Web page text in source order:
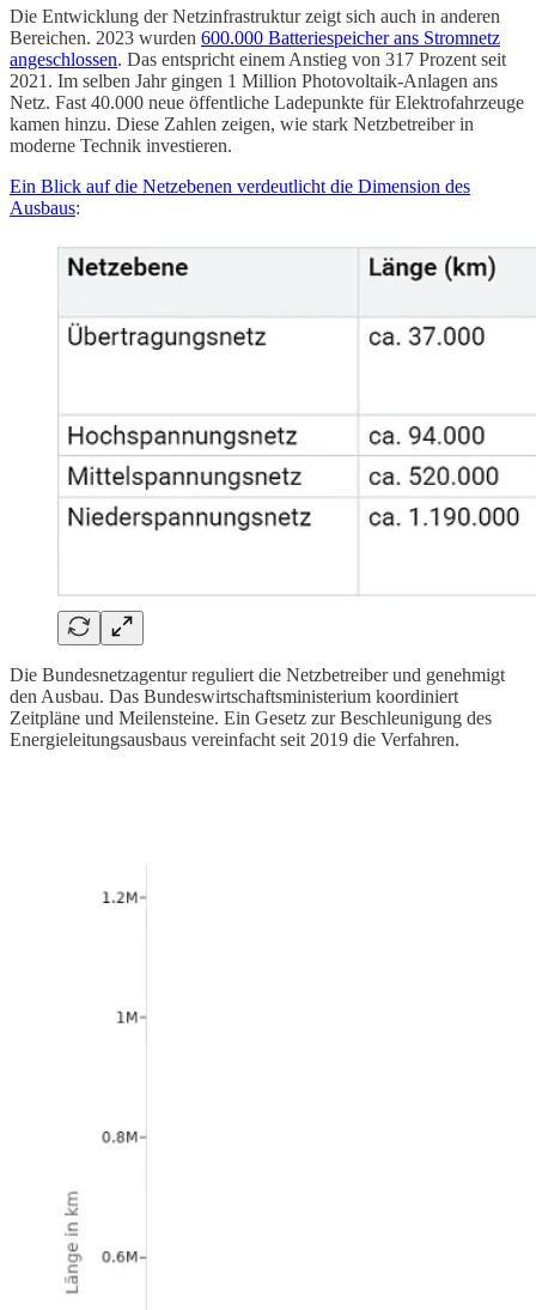
Die Entwicklung der Netzinfrastruktur zeigt sich auch in anderen
Bereichen. 2023 wurden 600.000 Batteriespeicher ans Stromnetz
angeschlossen. Das entspricht einem Anstieg von 317 Prozent seit
2021. Im selben Jahr gingen 1 Million Photovoltaik-Anlagen ans
Netz. Fast 40.000 neue öffentliche Ladepunkte für Elektrofahrzeuge
kamen hinzu. Diese Zahlen zeigen, wie stark Netzbetreiber in
moderne Technik investieren.
Ein Blick auf die Netzebenen verdeutlicht die Dimension des
Ausbaus:
Die Bundesnetzagentur reguliert die Netzbetreiber und genehmigt
den Ausbau. Das Bundeswirtschaftsministerium koordiniert
Zeitpläne und Meilensteine. Ein Gesetz zur Beschleunigung des
Energieleitungsausbaus vereinfacht seit 2019 die Verfahren.